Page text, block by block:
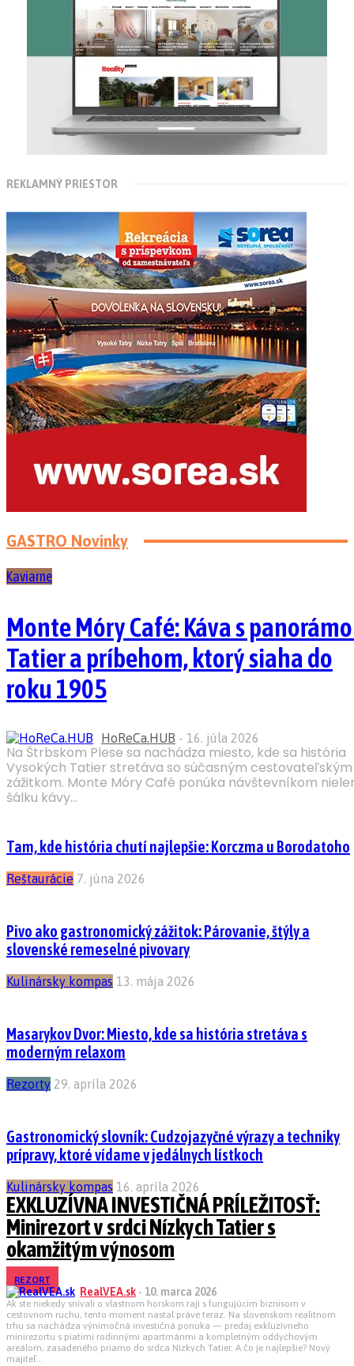
REKLAMNÝ PRIESTOR
GASTRO Novinky
Kaviarne
Monte Móry Café: Káva s
Tatier a príbehom, ktorý siaha do
roku 1905
HoReCa.HUB - 16. júla 2026
Na Štrbskom Plese sa nachádza miesto, kde sa história
Vysokých Tatier stretáva so súčasným cestovateľským
zážitkom. Monte Móry Café ponúka návštevníkom
šálku kávy...
Tam, kde história chutí najlepšie: Korczma u Borodatoho
Reštaurácie 7. júna 2026
Pivo ako gastronomický zážitok: Párovanie, štýly a
slovenské remeselné pivovary
Kulinársky kompas 13. mája 2026
Masarykov Dvor: Miesto, kde sa história stretáva s
moderným relaxom
Rezorty 29. apríla 2026
Gastronomický slovník: Cudzojazyčné výrazy a techniky
prípravy, ktoré vídame v jedálnych lístkoch
Kulinársky kompas 16. apríla 2026
EXKLUZÍVNA INVESTIČNÁ PRÍLEŽITOSŤ:
Minirezort v srdci Nízkych Tatier s
okamžitým výnosom
REZORT
RealVEA.sk - 10. marca 2026
Ak ste niekedy snívali o vlastnom horskom raji s fungujúcim biznisom v
cestovnom ruchu, tento moment nastal práve teraz. Na slovenskom realitnom
trhu sa nachádza výnimočná investičná ponuka — predaj exkluzívneho
minirezortu s piatimi rodinnými apartmánmi a kompletným oddychovým
areálom, zasadeného priamo do srdca Nízkych Tatier. A čo je najlepšie? Nový
majiteľ...